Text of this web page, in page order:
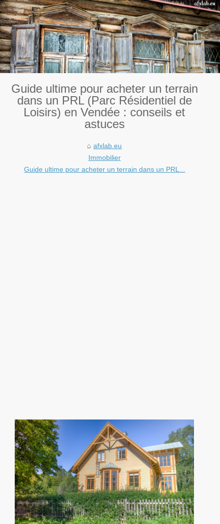
Guide ultime pour acheter un terrain
dans un PRL (Parc Résidentiel de
Loisirs) en Vendée : conseils et
astuces
afxlab.eu
Immobilier
Guide ultime pour acheter un terrain dans un PRL...